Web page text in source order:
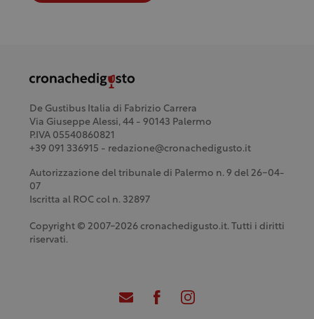
De Gustibus Italia di Fabrizio Carrera
Via Giuseppe Alessi, 44 - 90143 Palermo
P.IVA 05540860821
+39 091 336915 - redazione@cronachedigusto.it
Autorizzazione del tribunale di Palermo n. 9 del 26-04-
07
Iscritta al ROC col n. 32897
Copyright © 2007-2026 cronachedigusto.it. Tutti i diritti
riservati.